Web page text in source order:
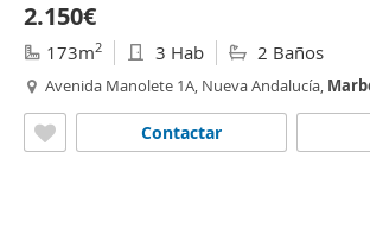
2.150€
173m2 3 Hab 2 Baños
Avenida Manolete 1A, Nueva Andalucía,
Contactar